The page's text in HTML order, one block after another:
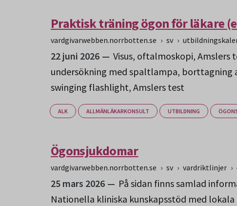
Praktisk träning ögon för läkare
vardgivarwebben.norrbotten.se › sv ›
22 juni 2026
Visus, oftalmoskopi,
undersökning med spaltlampa, borttagning
swinging flashlight, Amslers test
ALK ALLMÄNLÄKARKONSULT UTBILDNING
Ögonsjukdomar
vardgivarwebben.norrbotten.se › sv › vardriktlinjer ›
25 mars 2026
På sidan finns samlad
Nationella kliniska kunskapsstöd med